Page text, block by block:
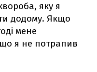
яку я
додому. Якщо
мене
я не потрапив